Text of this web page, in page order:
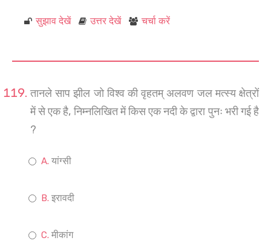
सुझाव देखें उत्तर देखें चर्चा करें
तानले साप झील जो विश्व की वृहतम् अलवण जल मत्स्य क्षेत्रों
में से एक है, निम्नलिखित में किस एक नदी के द्वारा पुनः भरी गई है
?
यांग्सी
इरावदी
मीकांग